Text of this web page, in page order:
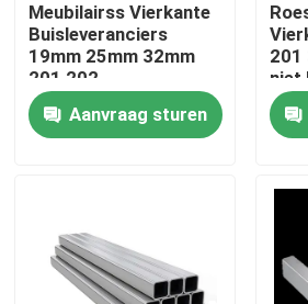
het blad van de roestvrij
Roestvrij staalrol
roestvrij staalstrook
Meubilairss Vierkante
Buisleveranciers
19mm 25mm 32mm
201 202
Aanvraag sturen
201
niet